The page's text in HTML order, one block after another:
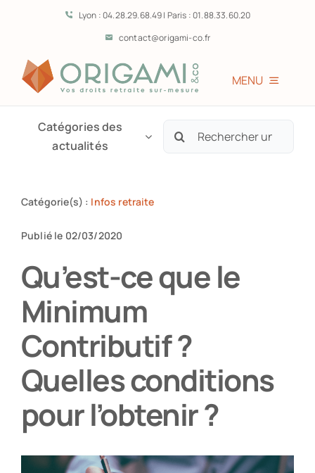
contenu
Lyon : 04.28.29.68.49 | Paris : 01.88.33.60.20
contact@origami-co.fr
MENU
Vous êtes?
Témoignages
Partenaires
Recrutement
Catégories des
actualités
Rechercher:
Catégorie(s) : Infos retraite
Publié le 02/03/2020
Qu’est-ce que le
Minimum
Contributif ?
Quelles conditions
pour l’obtenir ?